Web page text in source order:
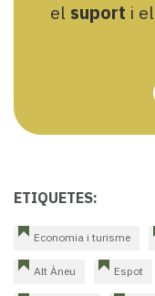
el suport i el
ETIQUETES:
Economia i turisme
Alt Àneu Espot